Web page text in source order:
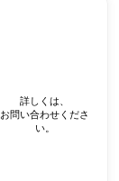
詳しくは、
お問い合わせくださ
い。